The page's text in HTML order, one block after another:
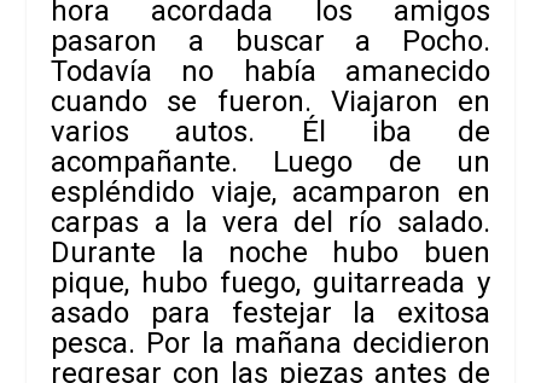
hora acordada los amigos
pasaron a buscar a Pocho.
Todavía no había amanecido
cuando se fueron. Viajaron en
varios autos. Él iba de
acompañante. Luego de un
espléndido viaje, acamparon en
carpas a la vera del río salado.
Durante la noche hubo buen
pique, hubo fuego, guitarreada y
asado para festejar la exitosa
pesca. Por la mañana decidieron
regresar con las piezas antes de